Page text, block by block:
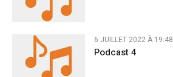
6 JUILLET 2022 À 19:48
Podcast 4